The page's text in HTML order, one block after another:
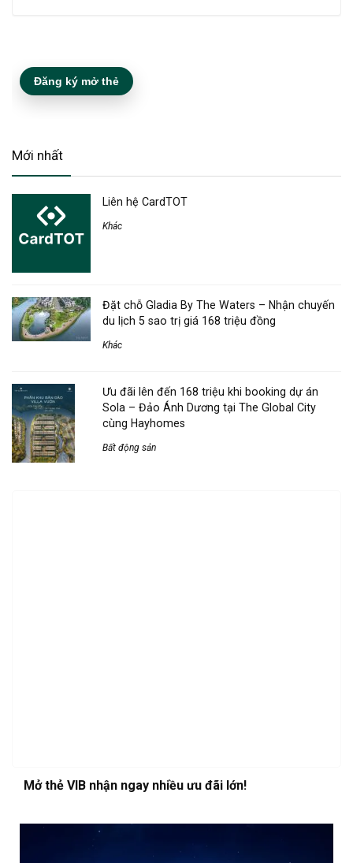
Đăng ký mở thẻ
Mới nhất
Liên hệ CardTOT
Khác
Đặt chỗ Gladia By The Waters – Nhận chuyến
du lịch 5 sao trị giá 168 triệu đồng
Khác
Ưu đãi lên đến 168 triệu khi booking dự án
Sola – Đảo Ánh Dương tại The Global City
cùng Hayhomes
Bất động sản
Mở thẻ VIB nhận ngay nhiều ưu đãi lớn!